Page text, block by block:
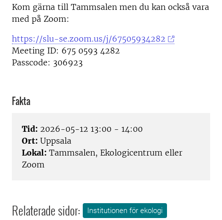
Kom gärna till Tammsalen men du kan också vara
med på Zoom:
https://slu-se.zoom.us/j/67505934282
Meeting ID: 675 0593 4282
Passcode: 306923
Fakta
Tid: 2026-05-12 13:00 - 14:00
Ort: Uppsala
Lokal: Tammsalen, Ekologicentrum eller
Zoom
Relaterade sidor: Institutionen för ekologi